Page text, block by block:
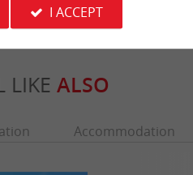
LIKE ALSO
Accommodation
I ACCEPT